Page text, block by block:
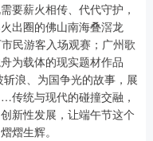
要薪火相传、代代守护，
出圈的佛山南海叠滘龙
民游客入场观赛；广州歌
为载体的现实题材作品
浪、为国争光的故事，展
统与现代的碰撞交融，
新性发展，让端午节这个
熠生辉。